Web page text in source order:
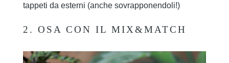
tappeti da esterni (anche sovrapponendoli!)
2. OSA CON IL MIX&MATCH